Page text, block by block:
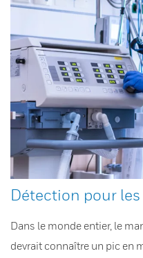
Détection pour
Dans le monde entier, le
devrait connaître un pic en